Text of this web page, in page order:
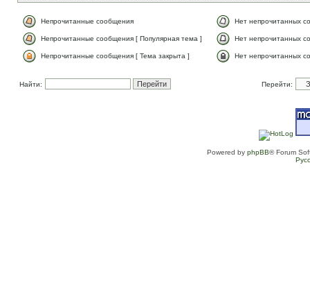
Непрочитанные сообщения Нет непрочитанных
Непрочитанные сообщения [ Популярная тема ] Нет непрочитанных
Непрочитанные сообщения [ Тема закрыта ] Нет непрочитанных
Найти: Перейти:
Powered by phpBB® Forum